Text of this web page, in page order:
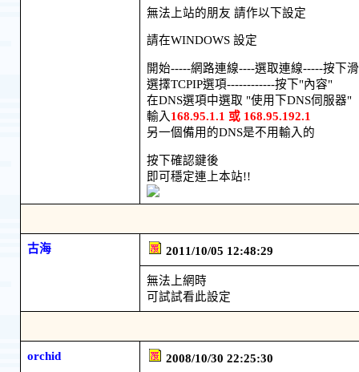
無法上站的朋友 請作以下設定
請在WINDOWS 設定
開始-----網路連線----選取連線-----按下
選擇TCPIP選項------------按下"內容"
在DNS選項中選取 "使用下DNS伺服器"
輸入 168.95.1.1 或 168.95.192.1
另一個備用的DNS是不用輸入的
按下確認鍵後
即可穩定連上本站!!
古海 2011/10/05 12:48:29
無法上網時
可試試看此設定
orchid 2008/10/30 22:25:30